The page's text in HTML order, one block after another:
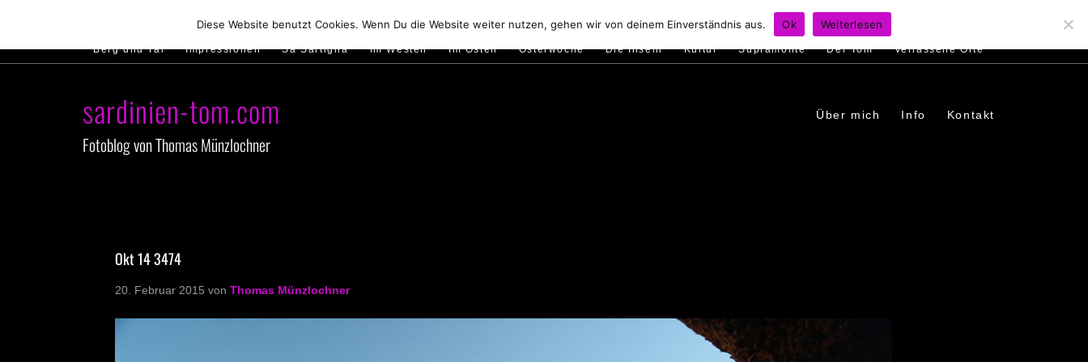
Traumstrände Feste feiern Golfo di Orosei Im Norden Im Süden Gallura Murales Ambiente Menschen
Berg und Tal Impressionen Sa Sartiglia Im Westen Im Osten Osterwoche Die Inseln Kultur Supramonte Der Tom Verlassene Orte
sardinien-tom.com
Fotoblog von Thomas Münzlochner
Über mich Info Kontakt
Okt 14 3474
20. Februar 2015 von Thomas Münzlochner
Diese Website benutzt Cookies. Wenn Du die Website weiter nutzen, gehen wir von deinem Einverständnis aus. Ok Weiterlesen